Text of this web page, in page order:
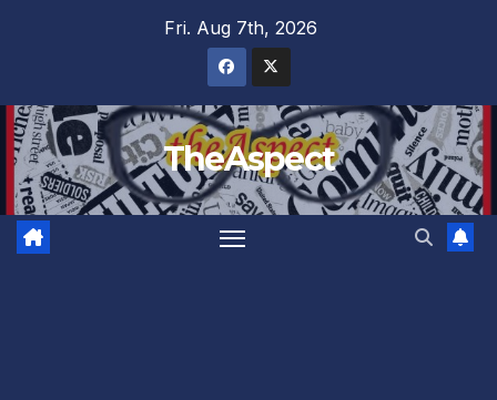
Fri. Aug 7th, 2026
TheAspect